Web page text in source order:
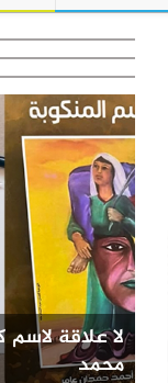
لا علاقة
محمد